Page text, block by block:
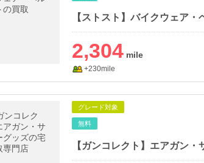
【ストスト】バイクウェア・
2,304
+230mile
グレード対象
無料